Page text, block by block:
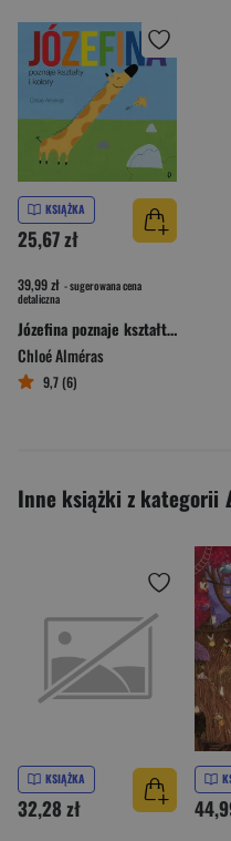
KSIĄŻKA
25,67 zł
39,99 zł - sugerowana cena
detaliczna
Józefina poznaje kształty i kolory.
Chloé Alméras
9,7 (6)
Inne książki z kategorii
KSIĄŻKA
32,28 zł